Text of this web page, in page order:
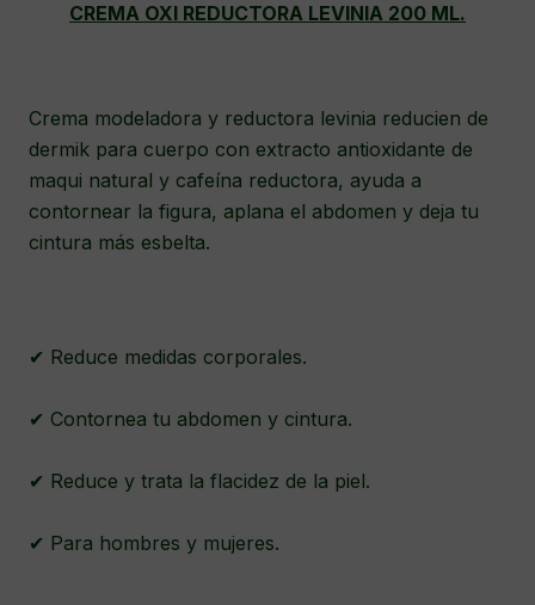
CREMA OXI REDUCTORA LEVINIA 200 ML.
Crema modeladora y reductora levinia reducien de
dermik para cuerpo con extracto antioxidante de
maqui natural y cafeína reductora, ayuda a
contornear la figura, aplana el abdomen y deja tu
cintura más esbelta.
✔ Reduce medidas corporales.
✔ Contornea tu abdomen y cintura.
✔ Reduce y trata la flacidez de la piel.
✔ Para hombres y mujeres.